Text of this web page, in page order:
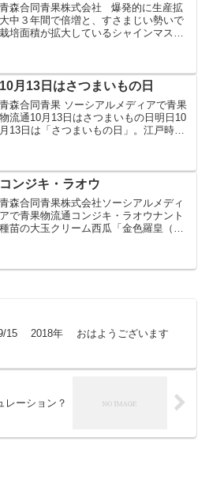
青森合同青果株式会社 爆発的に生産拡
大中３年間で倍増と、すさまじい勢いで
栽培面積が拡大しているシャインマスカ
されており、巨峰...
10月13日はさつまいもの日
青森合同青果 ソーシアルメディアで青果
物流通10月13日はさつまいもの日明日10
月13日は「さつまいもの日」。江戸時代
のは「栗（九里）より（四里）うまい」
という謎かけ。...
コンジキ・ラオウ
青森合同青果株式会社ソーシアルメディ
アで青果物流通コンジキ・ラオウナント
種苗の大玉クリーム西瓜「金色羅皇（コ
じゃなくてファルコでしょ！」と突っ込
15 2018年 おはようございます
レーション？